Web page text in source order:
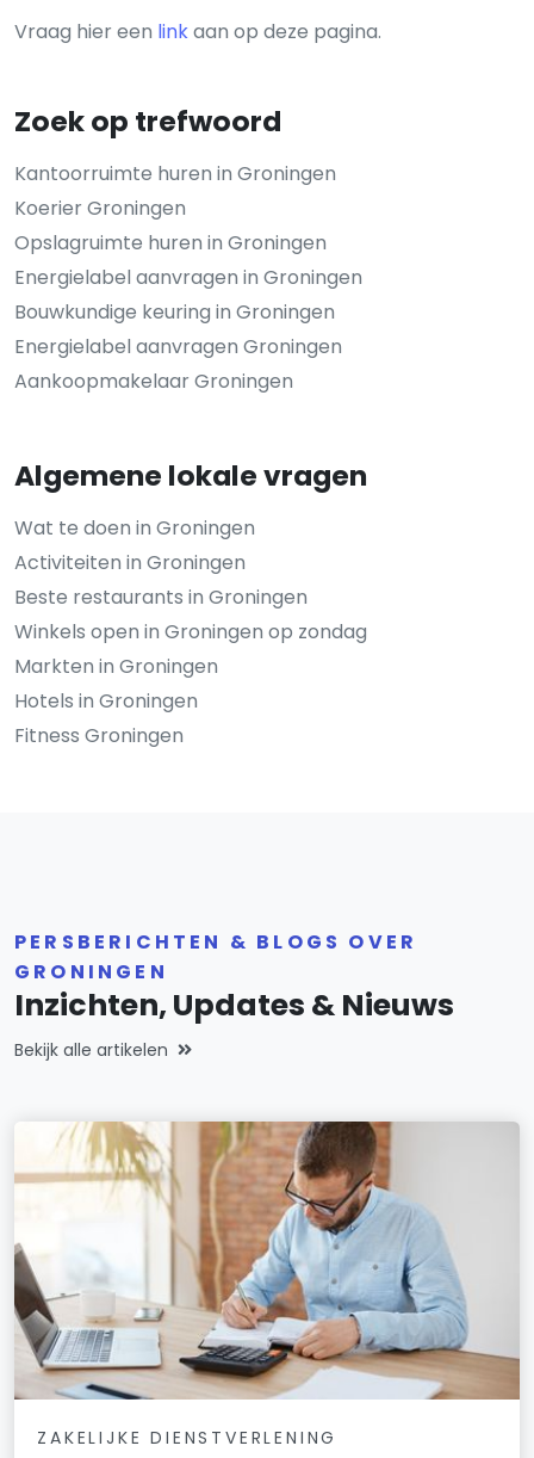
Vraag hier een linkaan op deze pagina.
Zoek op trefwoord
Kantoorruimte huren in Groningen
Koerier Groningen
Opslagruimte huren in Groningen
Energielabel aanvragen in Groningen
Bouwkundige keuring in Groningen
Energielabel aanvragen Groningen
Aankoopmakelaar Groningen
Algemene lokale vragen
Wat te doen in Groningen
Activiteiten in Groningen
Beste restaurants in Groningen
Winkels open in Groningen op zondag
Markten in Groningen
Hotels in Groningen
Fitness Groningen
PERSBERICHTEN & BLOGS OVER
GRONINGEN
Inzichten, Updates & Nieuws
Bekijk alle artikelen
ZAKELIJKE DIENSTVERLENING